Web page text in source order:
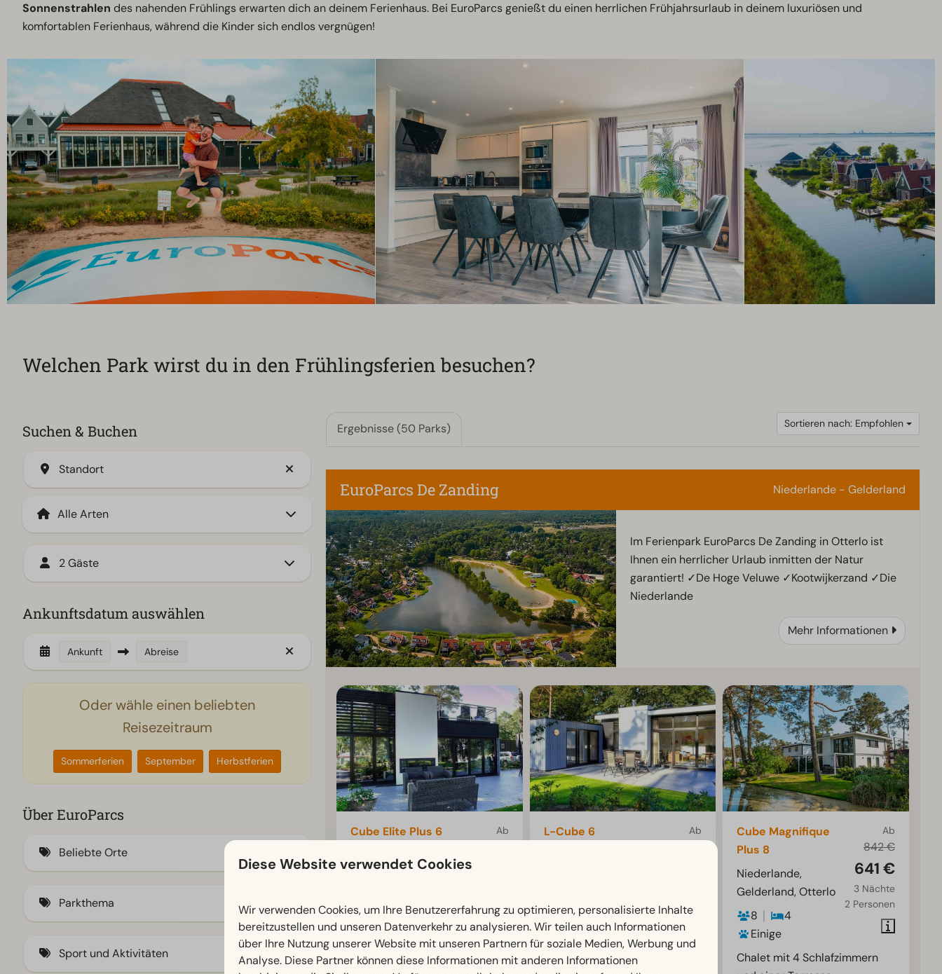
Sonnenstrahlen des nahenden Frühlings erwarten dich an deinem Ferienhaus. Bei EuroParcs genießt du einen herrlichen Frühjahrsurlaub in deinem luxuriösen und
komfortablen Ferienhaus, während die Kinder sich endlos vergnügen!
Welchen Park wirst du in den Frühlingsferien besuchen?
Suchen & Buchen
Standort
2 Gäste
Ankunftsdatum auswählen
Ankunft Abreise
Oder wähle einen beliebten
Reisezeitraum
Sommerferien September Herbstferien
Über EuroParcs
Beliebte Orte
Parkthema
Sport und Aktivitäten
Sortieren nach: Empfohlen
Ergebnisse (50 Parks)
EuroParcs De Zanding Niederlande - Gelderland
Im Ferienpark EuroParcs De Zanding in Otterlo ist
Ihnen ein herrlicher Urlaub inmitten der Natur
garantiert! ✓De Hoge Veluwe ✓Kootwijkerzand ✓Die
Niederlande
Mehr Informationen
Ab
451 €
2 Personen
Cube Elite Plus 6
Niederlande,
Gelderland, Otterlo
Einige
Chalet mit 3
Schlafzimmern und einer
Ab
2 Personen
L-Cube 6
Einige
Chalet mit 3
Schlafzimmern und einer
Ab
842 €
641 €
3 Nächte
2 Personen
Cube Magnifique
Plus 8
Niederlande,
Gelderland, Otterlo
8
4
Einige
Chalet mit 4 Schlafzimmern
Diese Website verwendet Cookies
Wir verwenden Cookies, um Ihre Benutzererfahrung zu optimieren, personalisierte Inhalte
bereitzustellen und unseren Datenverkehr zu analysieren. Wir teilen auch Informationen
über Ihre Nutzung unserer Website mit unseren Partnern für soziale Medien, Werbung und
Analyse. Diese Partner können diese Informationen mit anderen Informationen